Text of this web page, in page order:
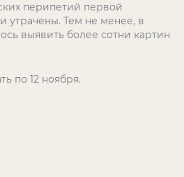
перипетий первой
утрачены. Тем не менее, в
выявить более сотни картин
по 12 ноября.